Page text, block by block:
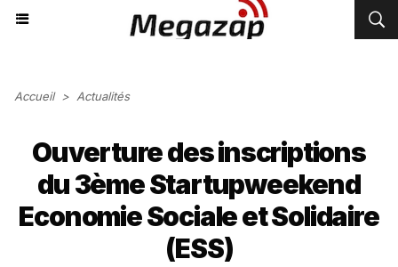
Accueil > Actualités
Ouverture des inscriptions
du 3ème Startupweekend
Economie Sociale et Solidaire
(ESS)